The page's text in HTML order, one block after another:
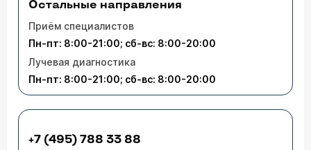
Остальные направления
Приём специалистов
Пн-пт: 8:00-21:00; сб-вс: 8:00-20:00
Лучевая диагностика
Пн-пт: 8:00-21:00; сб-вс: 8:00-20:00
+7 (495) 788 33 88